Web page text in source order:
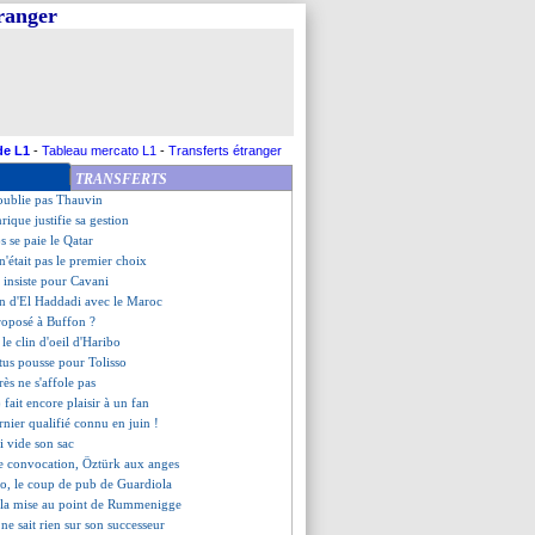
L1 - Tableau mercato L1 - Transferts étranger
TRANSFERTS
égale Thierry Henry
jouer contre le Bayern
B nommé Kane
pas Thauvin
justifie sa gestion
se paie le Qatar
pas le premier choix
insiste pour Cavani
d'El Haddadi avec le Maroc
à Buffon ?
le clin d'oeil d'Haribo
pousse pour Tolisso
ne s'affole pas
fait encore plaisir à un fan
qualifié connu en juin !
vide son sac
convocation, Öztürk aux anges
le coup de pub de Guardiola
mise au point de Rummenigge
sait rien sur son successeur